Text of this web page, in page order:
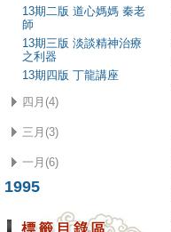
13期二版 道心媽媽 秦老
師
13期三版 淡談精神治療
之利器
13期四版 丁龍講座
四月(4)
三月(3)
一月(6)
1995